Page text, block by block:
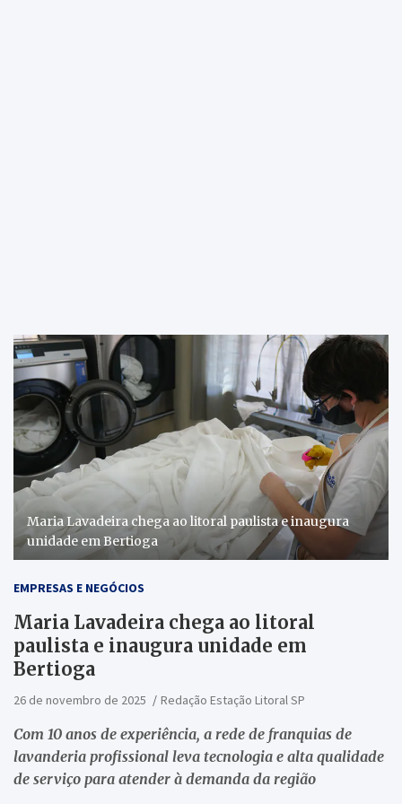
Maria Lavadeira chega ao litoral paulista e inaugura
unidade em Bertioga
EMPRESAS E NEGÓCIOS
Maria Lavadeira chega ao litoral
paulista e inaugura unidade em
Bertioga
26 de novembro de 2025 Redação Estação Litoral SP
Com 10 anos de experiência, a rede de franquias de
lavanderia profissional leva tecnologia e alta qualidade
de serviço para atender à demanda da região